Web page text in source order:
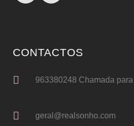
CONTACTOS
963380248 Chamada
geral@realsonho.com